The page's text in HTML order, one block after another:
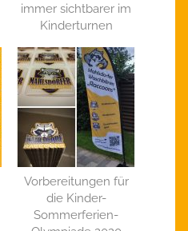
immer sichtbarer im
Kinderturnen
Vorbereitungen für
die Kinder-
Sommerferien-